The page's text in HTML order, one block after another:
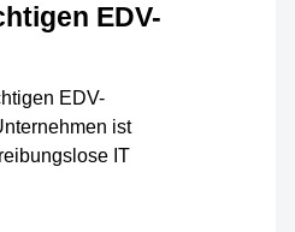
EDV-